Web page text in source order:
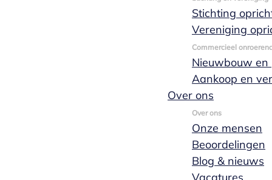
Stichting
Vereniging
Commercieel
Nieuwbouw
Aankoop en
Over ons
Over ons
Onze mensen
Beoordelingen
Blog & nieuws